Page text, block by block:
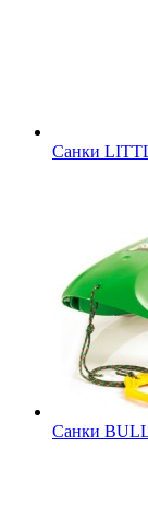
Санки
Санки